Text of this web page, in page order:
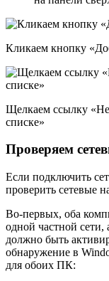
Кликаем кнопку
Щелкаем ссылку
списке»
Проверяем
Если подключить
проверить сетевые
Во-первых, оба
одной частной сети,
должно быть
обнаружение в
для обоих ПК: